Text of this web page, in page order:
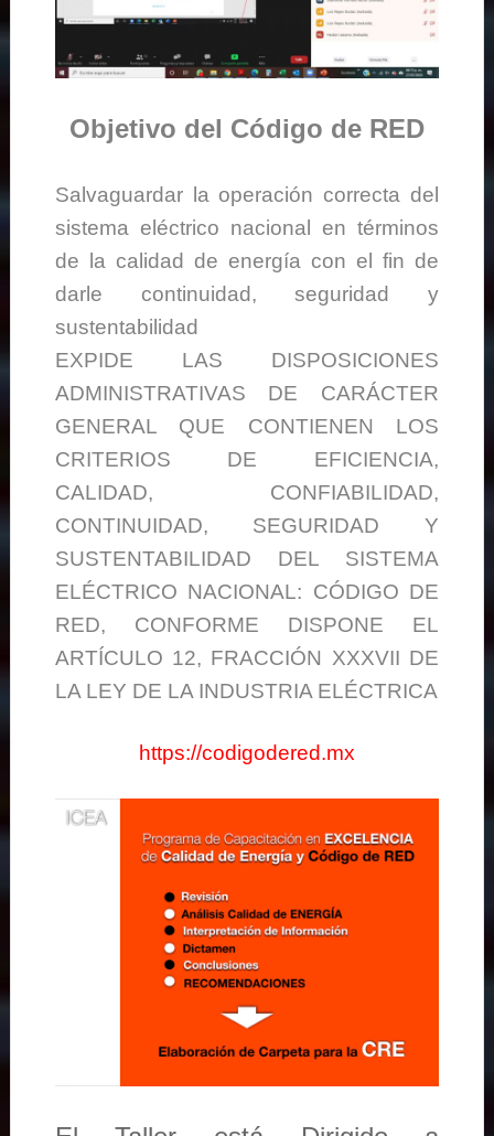
Objetivo del Código de RED
Salvaguardar la operación correcta del
sistema eléctrico nacional en términos
de la calidad de energía con el fin de
darle continuidad, seguridad y
sustentabilidad
EXPIDE LAS DISPOSICIONES
ADMINISTRATIVAS DE CARÁCTER
GENERAL QUE CONTIENEN LOS
CRITERIOS DE EFICIENCIA,
CALIDAD, CONFIABILIDAD,
CONTINUIDAD, SEGURIDAD Y
SUSTENTABILIDAD DEL SISTEMA
ELÉCTRICO NACIONAL: CÓDIGO DE
RED, CONFORME DISPONE EL
ARTÍCULO 12, FRACCIÓN XXXVII DE
LA LEY DE LA INDUSTRIA ELÉCTRICA
https://codigodered.mx